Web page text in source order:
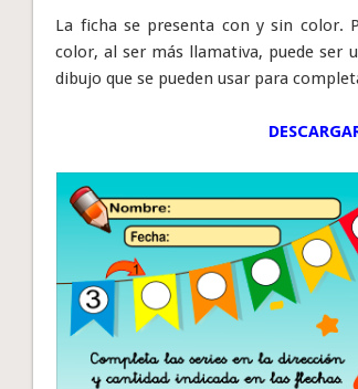
La ficha se presenta con y sin color.
color, al ser más llamativa, puede ser
dibujo que se pueden usar para